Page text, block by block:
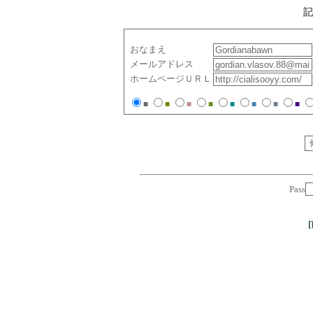
おなまえ
メールアドレス
ホームページＵＲＬ
■ ■ ■ ■ ■ ■ ■ ■
Pass
[